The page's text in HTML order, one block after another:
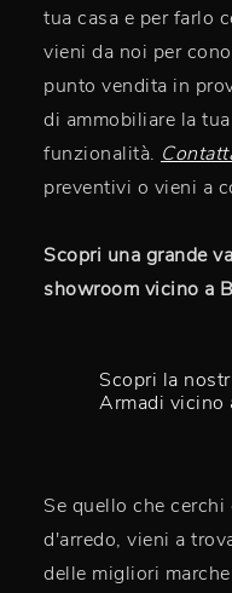
tua casa e per farlo
vieni da noi per
punto vendita in
di ammobiliare la
funzionalità.
preventivi o vieni a
Scopri una grande
showroom vicino a
Scopri la
Armadi vicino
Se quello che
d'arredo, vieni a
delle migliori